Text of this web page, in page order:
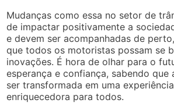
Mudanças como essa no setor de
de impactar positivamente a
e devem ser acompanhadas de
que todos os motoristas possam se
inovações. É hora de olhar para o
esperança e confiança, sabendo
ser transformada em uma
enriquecedora para todos.